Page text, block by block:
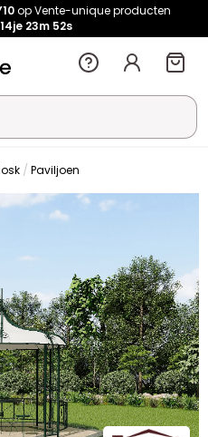
op Vente-unique producten
14je 23m 52s
Paviljoen